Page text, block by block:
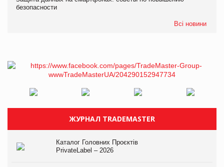
безопасности
Всі новини
ЖУРНАЛ TRADEMASTER
Каталог Головних Проєктів
PrivateLabel – 2026